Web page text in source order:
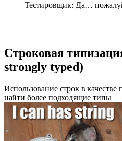
Тестировщик: Да…
Строковая
strongly typed)
Использование строк в
найти более подходящие типы